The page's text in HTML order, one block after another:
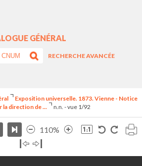
GÉNÉRAL
RECHERCHE AVANCÉE
Exposition universelle. 1873. Vienne - Notice
la direction de ...
n.n. - vue 1/92
110%